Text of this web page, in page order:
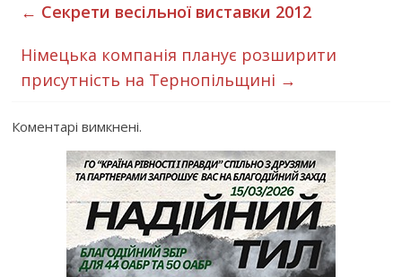
← Секрети весільної виставки 2012
Німецька компанія планує розширити
присутність на Тернопільщині →
Коментарі вимкнені.